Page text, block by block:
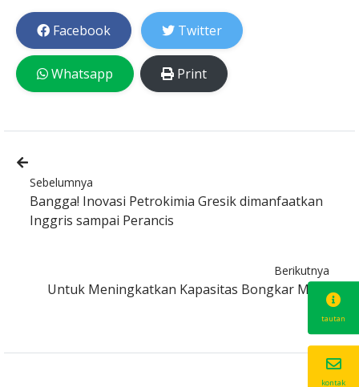
Facebook Twitter
Whatsapp Print
Sebelumnya
Bangga! Inovasi Petrokimia Gresik dimanfaatkan
Inggris sampai Perancis
Berikutnya
Untuk Meningkatkan Kapasitas Bongkar Muat
tautan
kontak